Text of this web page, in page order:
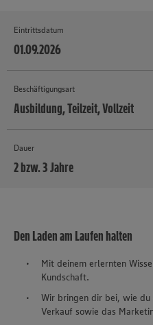
Eintrittsdatum
01.09.2026
Beschäftigungsart
Ausbildung, Teilzeit, Vollzeit
Dauer
2 bzw. 3 Jahre
Den Laden am Laufen halten
Mit deinem erlernten
Kundschaft.
Wir bringen dir bei, wie
Verkauf sowie das